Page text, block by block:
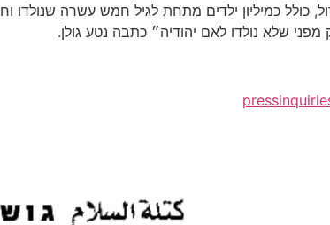
כולל כמיליון ילדים מתחת לגיל חמש עשרה
שלא נולדו לאם יהודיה״ כתבה נטע גולן.